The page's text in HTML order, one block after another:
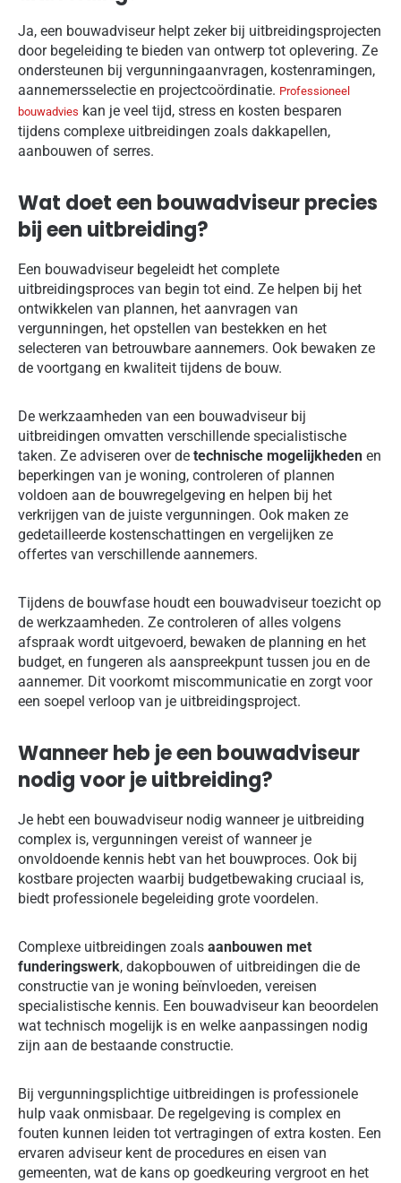
Ja, een bouwadviseur helpt zeker bij uitbreidingsprojecten
door begeleiding te bieden van ontwerp tot oplevering. Ze
ondersteunen bij vergunningaanvragen, kostenramingen,
aannemersselectie en projectcoördinatie. Professioneel
bouwadvies kan je veel tijd, stress en kosten besparen
tijdens complexe uitbreidingen zoals dakkapellen,
aanbouwen of serres.
Wat doet een bouwadviseur precies
bij een uitbreiding?
Een bouwadviseur begeleidt het complete
uitbreidingsproces van begin tot eind. Ze helpen bij het
ontwikkelen van plannen, het aanvragen van
vergunningen, het opstellen van bestekken en het
selecteren van betrouwbare aannemers. Ook bewaken ze
de voortgang en kwaliteit tijdens de bouw.
De werkzaamheden van een bouwadviseur bij
uitbreidingen omvatten verschillende specialistische
taken. Ze adviseren over de technische mogelijkheden en
beperkingen van je woning, controleren of plannen
voldoen aan de bouwregelgeving en helpen bij het
verkrijgen van de juiste vergunningen. Ook maken ze
gedetailleerde kostenschattingen en vergelijken ze
offertes van verschillende aannemers.
Tijdens de bouwfase houdt een bouwadviseur toezicht op
de werkzaamheden. Ze controleren of alles volgens
afspraak wordt uitgevoerd, bewaken de planning en het
budget, en fungeren als aanspreekpunt tussen jou en de
aannemer. Dit voorkomt miscommunicatie en zorgt voor
een soepel verloop van je uitbreidingsproject.
Wanneer heb je een bouwadviseur
nodig voor je uitbreiding?
Je hebt een bouwadviseur nodig wanneer je uitbreiding
complex is, vergunningen vereist of wanneer je
onvoldoende kennis hebt van het bouwproces. Ook bij
kostbare projecten waarbij budgetbewaking cruciaal is,
biedt professionele begeleiding grote voordelen.
Complexe uitbreidingen zoals aanbouwen met
funderingswerk, dakopbouwen of uitbreidingen die de
constructie van je woning beïnvloeden, vereisen
specialistische kennis. Een bouwadviseur kan beoordelen
wat technisch mogelijk is en welke aanpassingen nodig
zijn aan de bestaande constructie.
Bij vergunningsplichtige uitbreidingen is professionele
hulp vaak onmisbaar. De regelgeving is complex en
fouten kunnen leiden tot vertragingen of extra kosten. Een
ervaren adviseur kent de procedures en eisen van
gemeenten, wat de kans op goedkeuring vergroot en het